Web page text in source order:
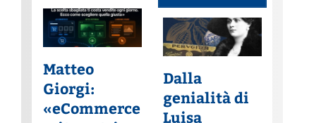
Matteo
Giorgi:
«eCommerce
Dalla
genialità di
Luisa